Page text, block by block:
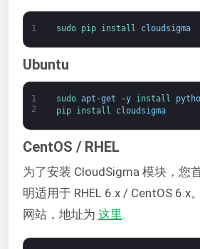
1 sudo pip install cloudsigma
Ubuntu
1
2
sudo apt -get -y install
pip install cloudsigma
CentOS / RHEL
为了安装 CloudSigma 模块，您
明适用于 RHEL 6.x / CentOS
网站，地址为 这里